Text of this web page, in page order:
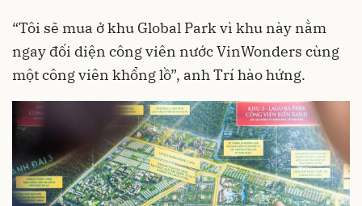
“Tôi sẽ mua ở khu Global Park vì khu này nằm
ngay đối diện công viên nước VinWonders cùng
một công viên khổng lồ”, anh Trí hào hứng.